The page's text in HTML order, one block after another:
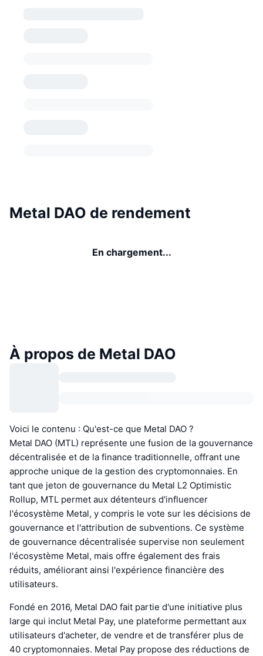
Metal DAO de rendement
En chargement...
À propos de Metal DAO
Voici le contenu : Qu'est-ce que Metal DAO ?
Metal DAO (MTL) représente une fusion de la gouvernance
décentralisée et de la finance traditionnelle, offrant une
approche unique de la gestion des cryptomonnaies. En
tant que jeton de gouvernance du Metal L2 Optimistic
Rollup, MTL permet aux détenteurs d'influencer
l'écosystème Metal, y compris le vote sur les décisions de
gouvernance et l'attribution de subventions. Ce système
de gouvernance décentralisée supervise non seulement
l'écosystème Metal, mais offre également des frais
réduits, améliorant ainsi l'expérience financière des
utilisateurs.
Fondé en 2016, Metal DAO fait partie d'une initiative plus
large qui inclut Metal Pay, une plateforme permettant aux
utilisateurs d'acheter, de vendre et de transférer plus de
40 cryptomonnaies. Metal Pay propose des réductions de